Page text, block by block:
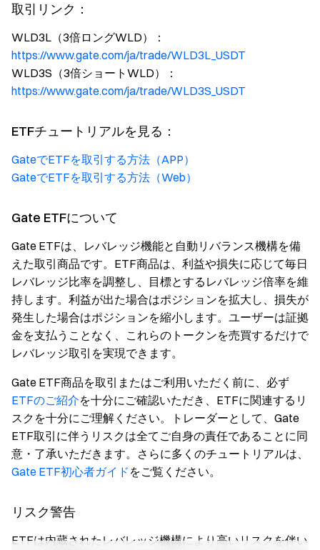
取引リンク：
WLD3L（3倍ロングWLD）：
https://www.gate.com/ja/trade/WLD3L_USDT
WLD3S（3倍ショートWLD）：
https://www.gate.com/ja/trade/WLD3S_USDT
ETFチュートリアルを見る：
GateでETFを取引する方法（APP）
GateでETFを取引する方法（Web）
Gate ETFについて
Gate ETFは、レバレッジ機能と自動リバランス機構を備
えた取引商品です。ETF商品は、利益や損失に応じて毎日
レバレッジ比率を調整し、目標とするレバレッジ倍率を維
持します。利益が出た場合はポジションを拡大し、損失が
発生した場合はポジションを縮小します。ユーザーは証拠
金を支払うことなく、これらのトークンを売買するだけで
レバレッジ取引を実現できます。
Gate ETF商品を取引またはご利用いただく前に、必ず
ETFのご紹介を十分にご確認いただき、ETFに関連するリ
スクを十分にご理解ください。トレーダーとして、Gate
ETF取引に伴うリスクは全てご自身の責任であることに同
意・了承いただきます。さらに多くのチュートリアルは、
Gate ETF初心者ガイド をご覧ください。
リスク警告
ETFは内蔵されたレバレッジ機構により高いリスクを伴い